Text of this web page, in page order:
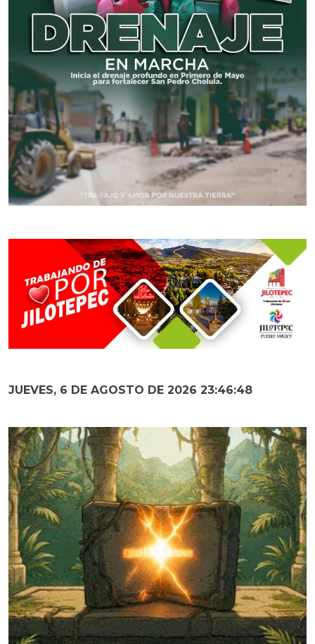
JUEVES, 6 DE AGOSTO DE 2026 23:46:49